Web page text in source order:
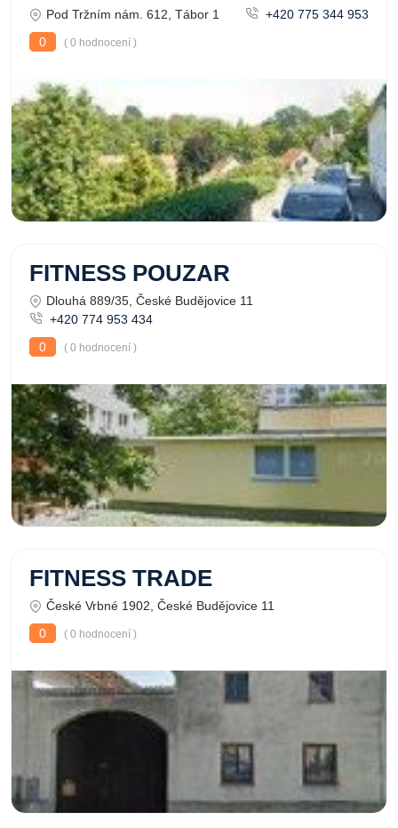
Pod Tržním nám. 612, Tábor 1
+420 775 344 953
0
( 0 hodnocení )
FITNESS POUZAR
Dlouhá 889/35, České Budějovice 11
+420 774 953 434
0
( 0 hodnocení )
FITNESS TRADE
České Vrbné 1902, České Budějovice 11
0
( 0 hodnocení )